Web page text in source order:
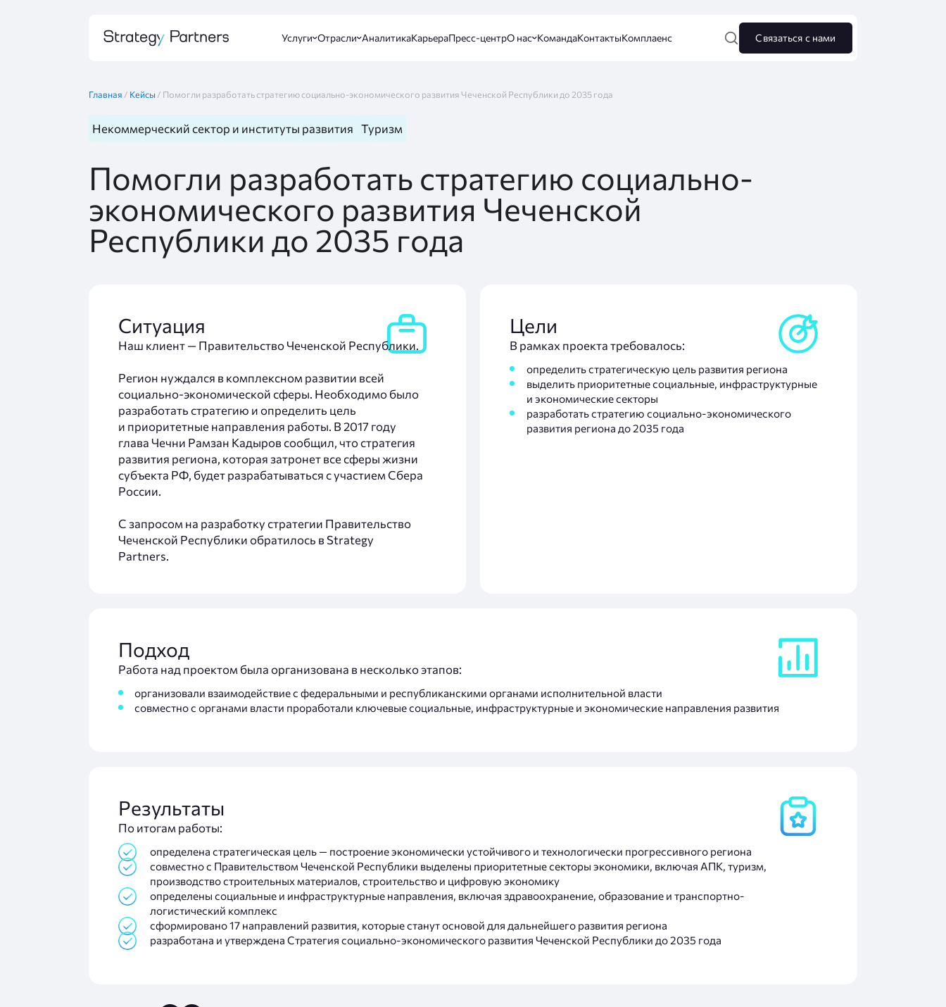
Услуги Отрасли АналитикаКарьераПресс-центрО нас КомандаКонтактыКомплаенс Связаться с нами
Главная / Кейсы/ Помогли разработать стратегию социально-экономического развития Чеченской Республики до 2035 года
Некоммерческий сектор и институты развития Туризм
Помогли разработать стратегию социально-
экономического развития Чеченской
Республики до 2035 года
Ситуация
Наш клиент — Правительство Чеченской Республики.
Регион нуждался в комплексном развитии всей
социально‑экономической сферы. Необходимо было
разработать стратегию и определить цель
и приоритетные направления работы. В 2017 году
глава Чечни Рамзан Кадыров сообщил, что стратегия
развития региона, которая затронет все сферы жизни
субъекта РФ, будет разрабатываться с участием Сбера
России.
С запросом на разработку стратегии Правительство
Чеченской Республики обратилось в Strategy
Partners.
Цели
В рамках проекта требовалось:
определить стратегическую цель развития региона
выделить приоритетные социальные, инфраструктурные
и экономические секторы
разработать стратегию социально-экономического
развития региона до 2035 года
Подход
Работа над проектом была организована в несколько этапов:
организовали взаимодействие с федеральными и республиканскими органами исполнительной власти
совместно с органами власти проработали ключевые социальные, инфраструктурные и экономические направления развития
Результаты
По итогам работы:
определена стратегическая цель — построение экономически устойчивого и технологически прогрессивного региона
совместно с Правительством Чеченской Республики выделены приоритетные секторы экономики, включая АПК, туризм,
производство строительных материалов, строительство и цифровую экономику
определены социальные и инфраструктурные направления, включая здравоохранение, образование и транспортно-
логистический комплекс
сформировано 17 направлений развития, которые станут основой для дальнейшего развития региона
разработана и утверждена Стратегия социально-экономического развития Чеченской Республики до 2035 года